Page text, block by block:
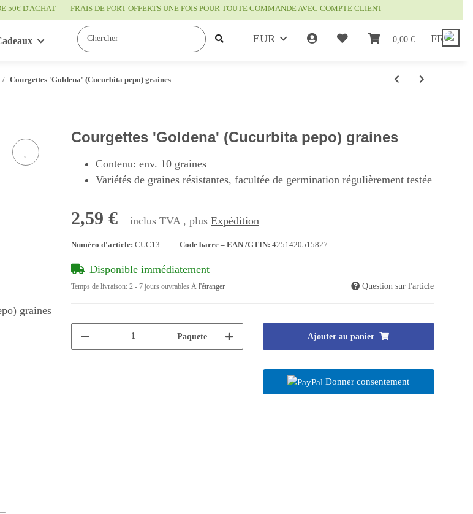
50€ D'ACHAT FRAIS DE PORT OFFERTS UNE FOIS POUR TOUTE COMMANDE AVEC COMPTE CLIENT
EUR 0,00 € FR
Bon à savoir
Courgettes 'Goldena' (Cucurbita pepo) graines
Courgettes 'Goldena' (Cucurbita pepo) graines
Contenu: env. 10 graines
Variétés de graines résistantes, facultée de germination régulièrement testée
2,59 € inclus TVA , plus Expédition
Numéro d'article: CUC13 Code barre – EAN /GTIN: 4251420515827
Disponible immédiatement
Temps de livraison: 2 - 7 jours ouvrables À l'étranger Question sur l'article
Paquete Ajouter au panier
Donner consentement